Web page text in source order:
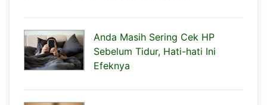
Anda Masih Sering Cek HP
Sebelum Tidur, Hati-hati Ini
Efeknya